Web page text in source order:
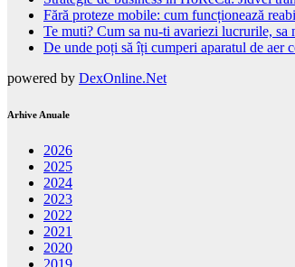
Fără proteze mobile: cum funcționează
Te muti? Cum sa nu-ti avariezi lucrurile, sa
De unde poți să îți cumperi aparatul de aer
powered by DexOnline.Net
Arhive Anuale
2026
2025
2024
2023
2022
2021
2020
2019